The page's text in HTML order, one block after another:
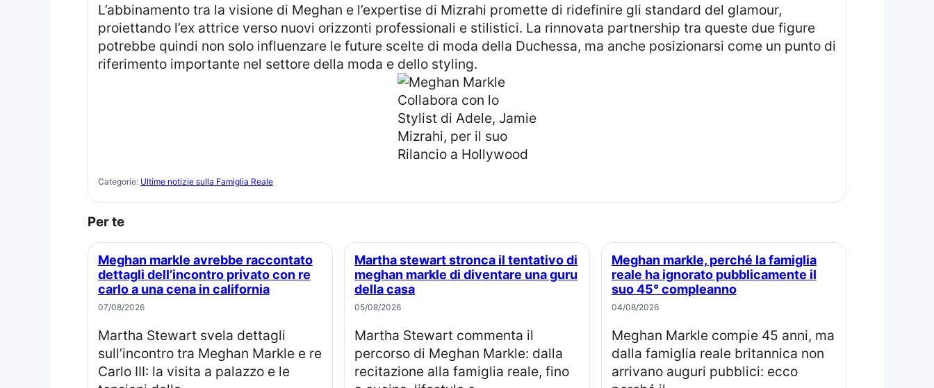
L’abbinamento tra la visione di Meghan e l’expertise di Mizrahi promette di ridefinire gli standard del glamour,
proiettando l’ex attrice verso nuovi orizzonti professionali e stilistici. La rinnovata partnership tra queste due figure
potrebbe quindi non solo influenzare le future scelte di moda della Duchessa, ma anche posizionarsi come un punto di
riferimento importante nel settore della moda e dello styling.
Categorie: Ultime notizie sulla Famiglia Reale
Per te
Meghan markle avrebbe raccontato
dettagli dell’incontro privato con re
carlo a una cena in california
07/08/2026
Martha Stewart svela dettagli
sull’incontro tra Meghan Markle e re
Carlo III: la visita a palazzo e le
Martha stewart stronca il tentativo di
meghan markle di diventare una guru
della casa
05/08/2026
Martha Stewart commenta il
percorso di Meghan Markle: dalla
recitazione alla famiglia reale, fino
Meghan markle, perché la famiglia
reale ha ignorato pubblicamente il
suo 45° compleanno
04/08/2026
Meghan Markle compie 45 anni, ma
dalla famiglia reale britannica non
arrivano auguri pubblici: ecco